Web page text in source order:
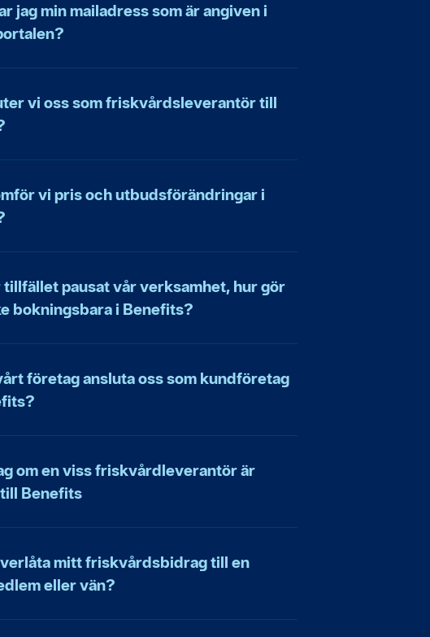
jag min mailadress som är angiven i
vi oss som friskvårdsleverantör till
vi pris och utbudsförändringar i
tillfället pausat vår verksamhet, hur gör
bokningsbara i Benefits?
företag ansluta oss som kundföretag
om en viss friskvårdleverantör är
Benefits
mitt friskvårdsbidrag till en
eller vän?